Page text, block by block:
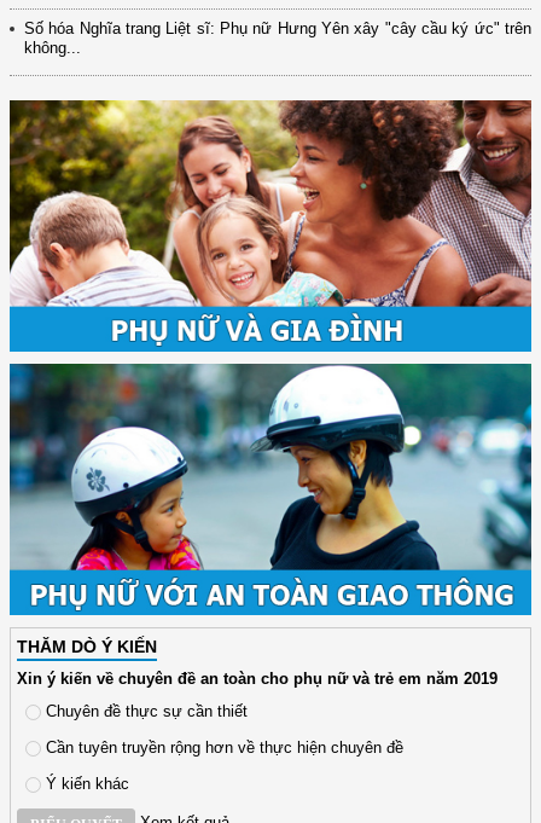
Số hóa Nghĩa trang Liệt sĩ: Phụ nữ Hưng Yên xây "cây cầu ký ức" trên
không...
THĂM DÒ Ý KIẾN
Xin ý kiến về chuyên đề an toàn cho phụ nữ và trẻ em năm 2019
Chuyên đề thực sự cần thiết
Cần tuyên truyền rộng hơn về thực hiện chuyên đề
Ý kiến khác